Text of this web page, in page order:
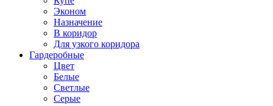
Эконом
Назначение
В коридор
Для узкого коридора
Гардеробные
Цвет
Белые
Светлые
Серые